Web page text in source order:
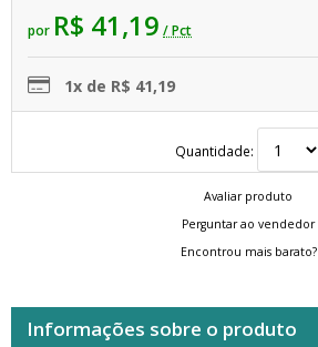
por R$ 41,19 / Pct
1x de R$ 41,19
Quantidade:
Avaliar produto
Perguntar ao vendedor
Encontrou mais barato?
Informações sobre o produto